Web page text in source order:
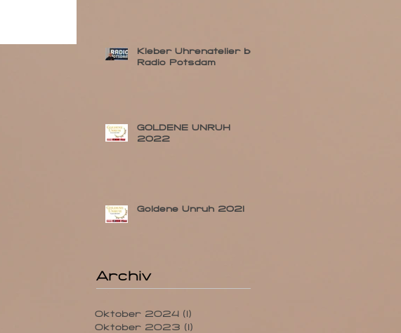
Kleber Uhrenatelier bei
Radio Potsdam
GOLDENE UNRUH
2022
Goldene Unruh 2021
Archiv
Oktober 2024 (1)
Oktober 2023 (1)